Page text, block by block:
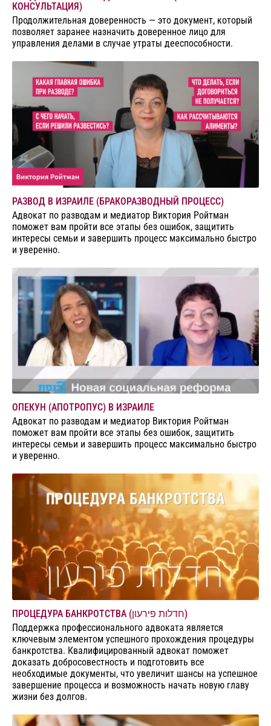
КОНСУЛЬТАЦИЯ)
Продолжительная доверенность — это документ, который
позволяет заранее назначить доверенное лицо для
управления делами в случае утраты дееспособности.
РАЗВОД В ИЗРАИЛЕ (БРАКОРАЗВОДНЫЙ ПРОЦЕСС)
Адвокат по разводам и медиатор Виктория Ройтман
поможет вам пройти все этапы без ошибок, защитить
интересы семьи и завершить процесс максимально быстро
и уверенно.
ОПЕКУН (АПОТРОПУС) В ИЗРАИЛЕ
Адвокат по разводам и медиатор Виктория Ройтман
поможет вам пройти все этапы без ошибок, защитить
интересы семьи и завершить процесс максимально быстро
и уверенно.
ПРОЦЕДУРА БАНКРОТСТВА (חדלות פירעון)
Поддержка профессионального адвоката является
ключевым элементом успешного прохождения процедуры
банкротства. Квалифицированный адвокат поможет
доказать добросовестность и подготовить все
необходимые документы, что увеличит шансы на успешное
завершение процесса и возможность начать новую главу
жизни без долгов.